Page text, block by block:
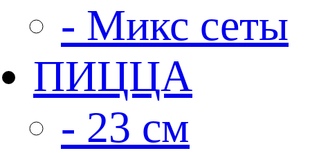
- Микс сеты
ПИЦЦА
- 23 см